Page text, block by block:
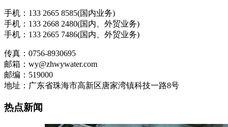
手机：133 2665 8585(国内业务)
手机：133 2668 2480(国内、外贸业务)
手机：133 2665 7486(国内、外贸业务)
传真：0756-8930695
邮箱：wy@zhwywater.com
邮编：519000
地址：广东省珠海市高新区唐家湾镇科技一路8号
热点新闻